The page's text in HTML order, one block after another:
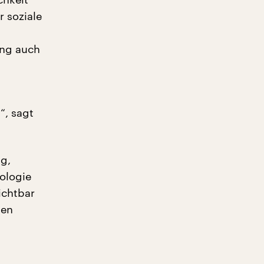
soziale
auch
sagt